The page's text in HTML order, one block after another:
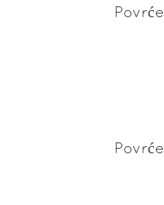
Povrće
Povrće